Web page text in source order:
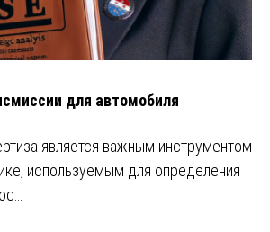
для автомобиля
является важным инструментом
используемым для определения